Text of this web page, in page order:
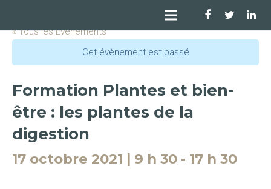
« Tous les Évènements
Cet évènement est passé
Formation Plantes et bien-
être : les plantes de la
digestion
17 octobre 2021 | 9 h 30 - 17 h 30